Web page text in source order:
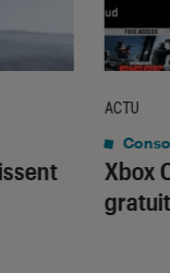
Xbox
ACTU